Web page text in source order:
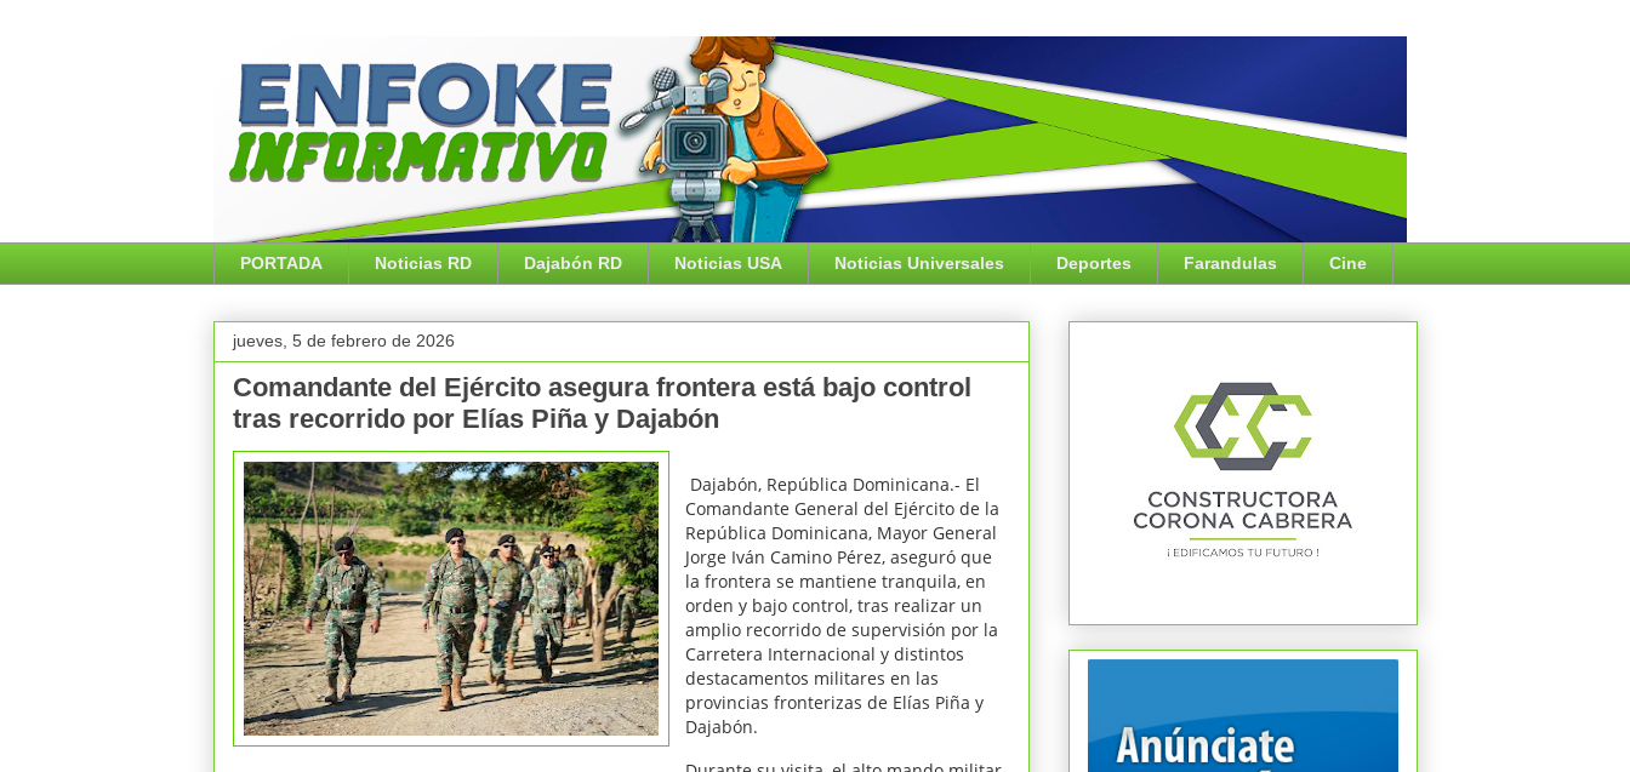
PORTADA Noticias RD Dajabón RD Noticias USA Noticias Universales Deportes Farandulas Cine
jueves, 5 de febrero de 2026
Comandante del Ejército asegura frontera está bajo control
tras recorrido por Elías Piña y Dajabón
Dajabón, República Dominicana.- El
Comandante General del Ejército de la
República Dominicana, Mayor General
Jorge Iván Camino Pérez, aseguró que
la frontera se mantiene tranquila, en
orden y bajo control, tras realizar un
amplio recorrido de supervisión por la
Carretera Internacional y distintos
destacamentos militares en las
provincias fronterizas de Elías Piña y
Dajabón.